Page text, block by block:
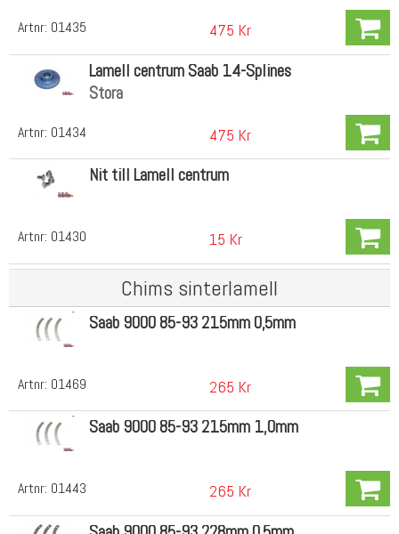
Artnr: 01435 475 Kr
Artnr: 01434
Lamell centrum Saab 14-Splines
Stora
475 Kr
Artnr: 01430
Nit till Lamell centrum
15 Kr
Chims sinterlamell
Artnr: 01469
Saab 9000 85-93 215mm 0,5mm
265 Kr
Artnr: 01443
Saab 9000 85-93 215mm 1,0mm
265 Kr